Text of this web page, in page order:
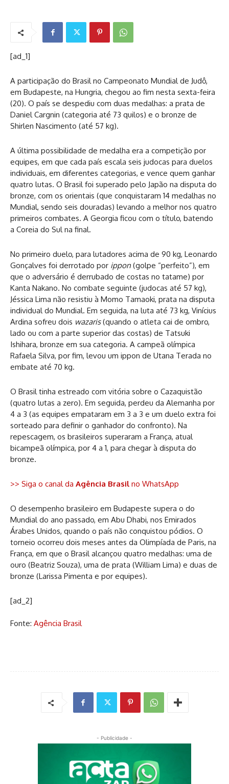
[ad_1]
A participação do Brasil no Campeonato Mundial de Judô,
em Budapeste, na Hungria, chegou ao fim nesta sexta-feira
(20). O país se despediu com duas medalhas: a prata de
Daniel Cargnin (categoria até 73 quilos) e o bronze de
Shirlen Nascimento (até 57 kg).
A última possibilidade de medalha era a competição por
equipes, em que cada país escala seis judocas para duelos
individuais, em diferentes categorias, e vence quem ganhar
quatro lutas. O Brasil foi superado pelo Japão na disputa do
bronze, com os orientais (que conquistaram 14 medalhas no
Mundial, sendo seis douradas) levando a melhor nos quatro
primeiros combates. A Georgia ficou com o título, batendo
a Coreia do Sul na final.
No primeiro duelo, para lutadores acima de 90 kg, Leonardo
Gonçalves foi derrotado por ippon (golpe “perfeito”), em
que o adversário é derrubado de costas no tatame) por
Kanta Nakano. No combate seguinte (judocas até 57 kg),
Jéssica Lima não resistiu à Momo Tamaoki, prata na disputa
individual do Mundial. Em seguida, na luta até 73 kg, Vinícius
Ardina sofreu dois wazaris(quando o atleta cai de ombro,
lado ou com a parte superior das costas) de Tatsuki
Ishihara, bronze em sua categoria. A campeã olímpica
Rafaela Silva, por fim, levou um ippon de Utana Terada no
embate até 70 kg.
O Brasil tinha estreado com vitória sobre o Cazaquistão
(quatro lutas a zero). Em seguida, perdeu da Alemanha por
4 a 3 (as equipes empataram em 3 a 3 e um duelo extra foi
sorteado para definir o ganhador do confronto). Na
repescagem, os brasileiros superaram a França, atual
bicampeã olímpica, por 4 a 1, para chegar à disputa do
bronze.
>> Siga o canal da Agência Brasil no WhatsApp
O desempenho brasileiro em Budapeste supera o do
Mundial do ano passado, em Abu Dhabi, nos Emirados
Árabes Unidos, quando o país não conquistou pódios. O
torneio ocorreu dois meses antes da Olimpíada de Paris, na
França, em que o Brasil alcançou quatro medalhas: uma de
ouro (Beatriz Souza), uma de prata (William Lima) e duas de
bronze (Larissa Pimenta e por equipes).
[ad_2]
Fonte: Agência Brasil
- Publicidade -